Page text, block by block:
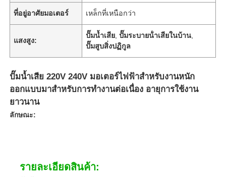
ที่อยู่อาศัยมอเตอร์ เหล็กที่เหนือกว่า
แสงสูง:
ปั๊มน้ำเสีย ,ปั๊มระบายน้ําเสียในบ้าน
ปั๊มสูบสิ่งปฏิกูล
ปั๊มน้ำเสีย 220V 240V มอเตอร์ไฟฟ้าสำหรับงานหนัก
ออกแบบมาสำหรับการทำงานต่อเนื่อง อายุการใช้งาน
ยาวนาน
ลักษณะ:
รายละเอียดสินค้า: